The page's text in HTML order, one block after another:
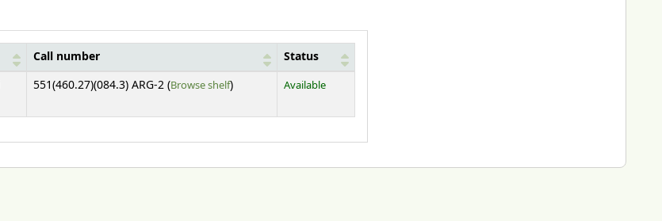
Call number Status
551(460.27)(084.3) ARG-2 (Browse shelf(Opens below)
) Available